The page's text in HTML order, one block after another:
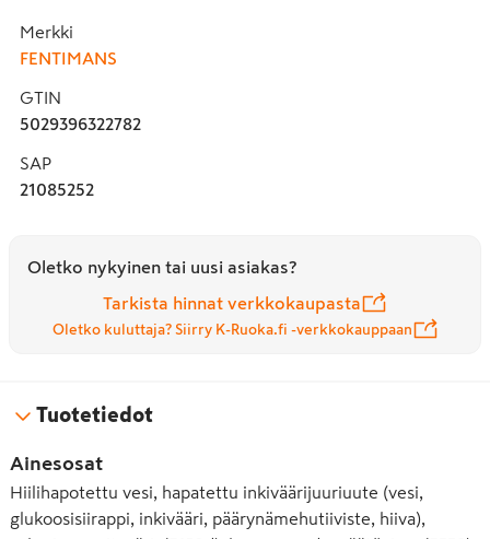
Merkki
FENTIMANS
GTIN
5029396322782
SAP
21085252
Oletko nykyinen tai uusi asiakas?
Tarkista hinnat verkkokaupasta
Oletko kuluttaja? Siirry K-Ruoka.fi -verkkokauppaan
Tuotetiedot
Ainesosat
Hiilihapotettu vesi, hapatettu inkiväärijuuriuute (vesi,
glukoosisiirappi, inkivääri, päärynämehutiiviste, hiiva),